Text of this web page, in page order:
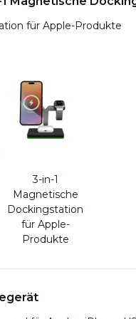
für Apple-Produkte
3-in-1
Magnetische
Dockingstation
für Apple-
Produkte